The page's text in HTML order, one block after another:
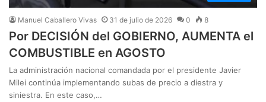
Manuel Caballero Vivas 31 de julio de 2026 0 8
Por DECISIÓN del GOBIERNO, AUMENTA el
COMBUSTIBLE en AGOSTO
La administración nacional comandada por el presidente Javier
Milei continúa implementando subas de precio a diestra y
siniestra. En este caso,…